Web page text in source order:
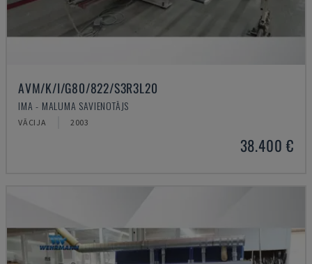
AVM/K/I/G80/822/S3R3L20
IMA - MALUMA SAVIENOTĀJS
VĀCIJA 2003
38.400 €